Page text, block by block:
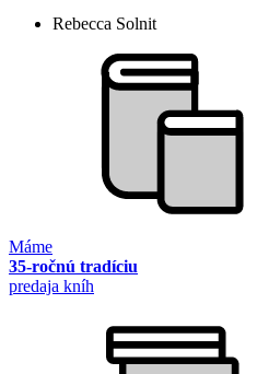
Rebecca Solnit
Máme
35-ročnú tradíciu
predaja kníh